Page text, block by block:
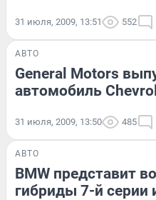
31 июля, 2009, 13:51 552
АВТО
General Motors
автомобиль
31 июля, 2009, 13:50 485
АВТО
BMW представит
гибриды 7-й серии